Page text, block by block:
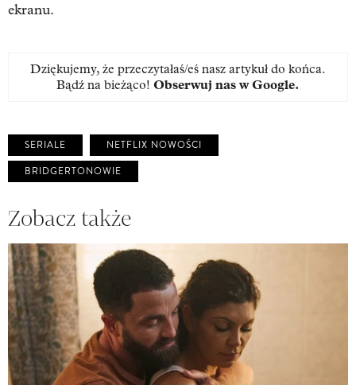
ekranu.
Dziękujemy, że przeczytałaś/eś nasz artykuł do końca.
Bądź na bieżąco! Obserwuj nas w Google.
SERIALE
NETFLIX NOWOŚCI
BRIDGERTONOWIE
Zobacz także